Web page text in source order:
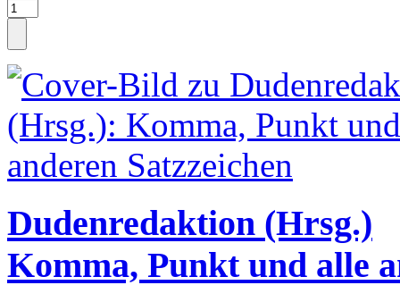
Dudenredaktion (Hrsg.)
Komma, Punkt und alle